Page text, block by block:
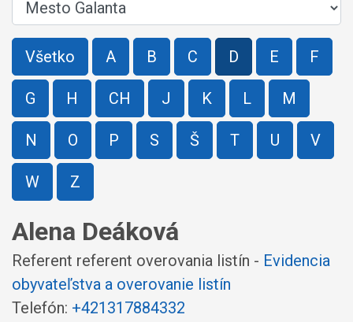
Všetko A B C D E F
G H CH J K L M
N O P S Š T U V
W Z
Alena Deáková
Referent referent overovania listín - Evidencia
obyvateľstva a overovanie listín
Telefón: +421317884332